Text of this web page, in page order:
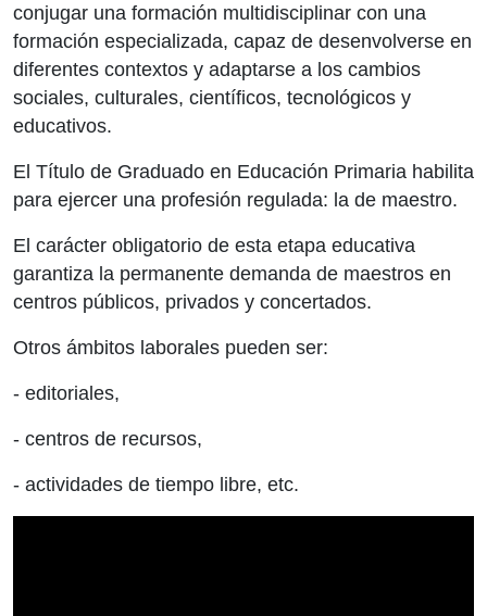
conjugar una formación multidisciplinar con una
formación especializada, capaz de desenvolverse en
diferentes contextos y adaptarse a los cambios
sociales, culturales, científicos, tecnológicos y
educativos.
El Título de Graduado en Educación Primaria habilita
para ejercer una profesión regulada: la de maestro.
El carácter obligatorio de esta etapa educativa
garantiza la permanente demanda de maestros en
centros públicos, privados y concertados.
Otros ámbitos laborales pueden ser:
- editoriales,
- centros de recursos,
- actividades de tiempo libre, etc.